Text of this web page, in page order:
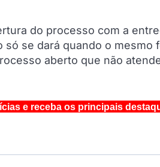
do processo com a
se dará quando o
aberto que não
e receba os principais